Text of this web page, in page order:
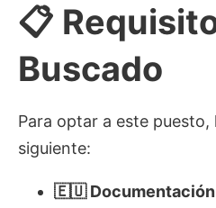
📋
Buscado
Para optar a este puesto,
siguiente:
🇪🇺